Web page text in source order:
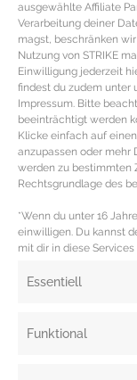
ausgewählte Affiliate
Verarbeitung deiner
magst, beschränken
Nutzung von STRIKE
Einwilligung jederzeit
findest du zudem unter
Impressum. Bitte
beeinträchtigt werden
Klicke einfach auf
anzupassen oder mehr
werden zu bestimmten
Rechtsgrundlage des
*Wenn du unter 16
einwilligen. Du kannst
mit dir in diese
Essentiell
Funktional
Nagellacke in
Lachsfarbener
Farbcode: Love
MEHR DAZU »